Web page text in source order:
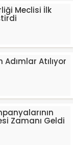
Meclisi İlk
Atılıyor
Zamanı Geldi